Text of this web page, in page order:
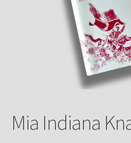
Mia Indiana